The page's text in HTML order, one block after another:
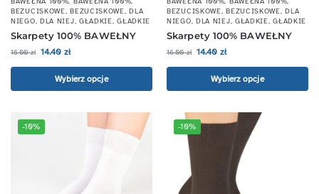
BEZUCISKOWE,BEZUCISKOWE,DLA
NIEGO, DLA NIEJ, GŁADKIE,GŁADKIE
Skarpety 100% BAWEŁNY
16.00zł 14.40 zł
Wybierz opcje
BEZUCISKOWE,BEZUCISKOWE,DLA
NIEGO, DLA NIEJ, GŁADKIE,GŁADKIE
Skarpety 100% BAWEŁNY
16.00zł 14.40 zł
Wybierz opcje
-10% -10%